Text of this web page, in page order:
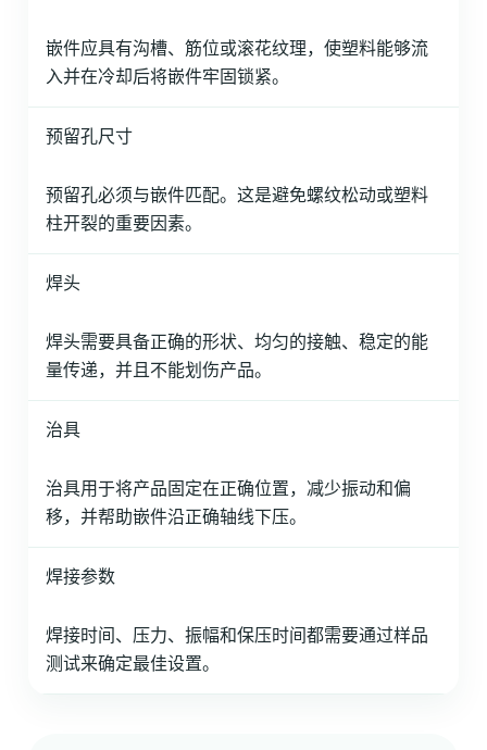
嵌件应具有沟槽、筋位或滚花纹理，使塑料能够流
入并在冷却后将嵌件牢固锁紧。
预留孔尺寸
预留孔必须与嵌件匹配。这是避免螺纹松动或塑料
柱开裂的重要因素。
焊头
焊头需要具备正确的形状、均匀的接触、稳定的能
量传递，并且不能划伤产品。
治具
治具用于将产品固定在正确位置，减少振动和偏
移，并帮助嵌件沿正确轴线下压。
焊接参数
焊接时间、压力、振幅和保压时间都需要通过样品
测试来确定最佳设置。